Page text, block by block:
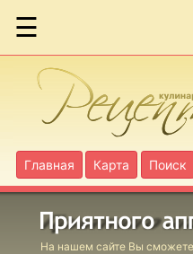
☰
Главная Карта Поиск
На нашем сайте Вы сможете
Фаршированная
скумбрия
Форель с
помидорами
Гаше из рыбы